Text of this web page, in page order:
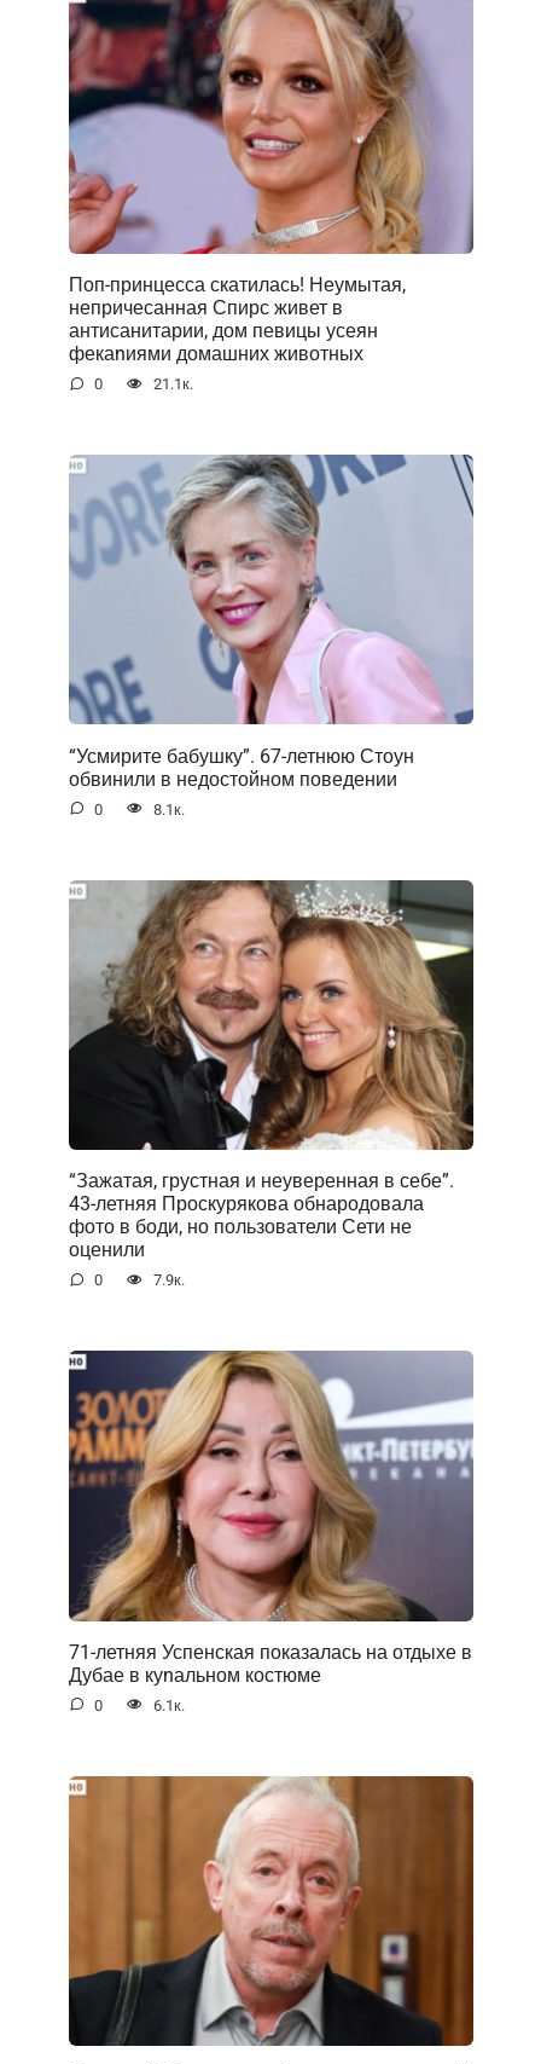
Поп-принцесса скатилась! Неумытая,
непричесанная Спирс живет в
антисанитарии, дом певицы усеян
фекаnиями домашних животных
0 21.1к.
“Усмирите бабушку”. 67-летнюю Стоун
обвинили в недостойном поведении
0 8.1к.
“Зажатая, грустная и неуверенная в себе”.
43-летняя Проскурякова обнародовала
фото в боди, но пользователи Сети не
оценили
0 7.9к.
71-летняя Успенская показалась на отдыхе в
Дубае в куnальном костюме
0 6.1к.